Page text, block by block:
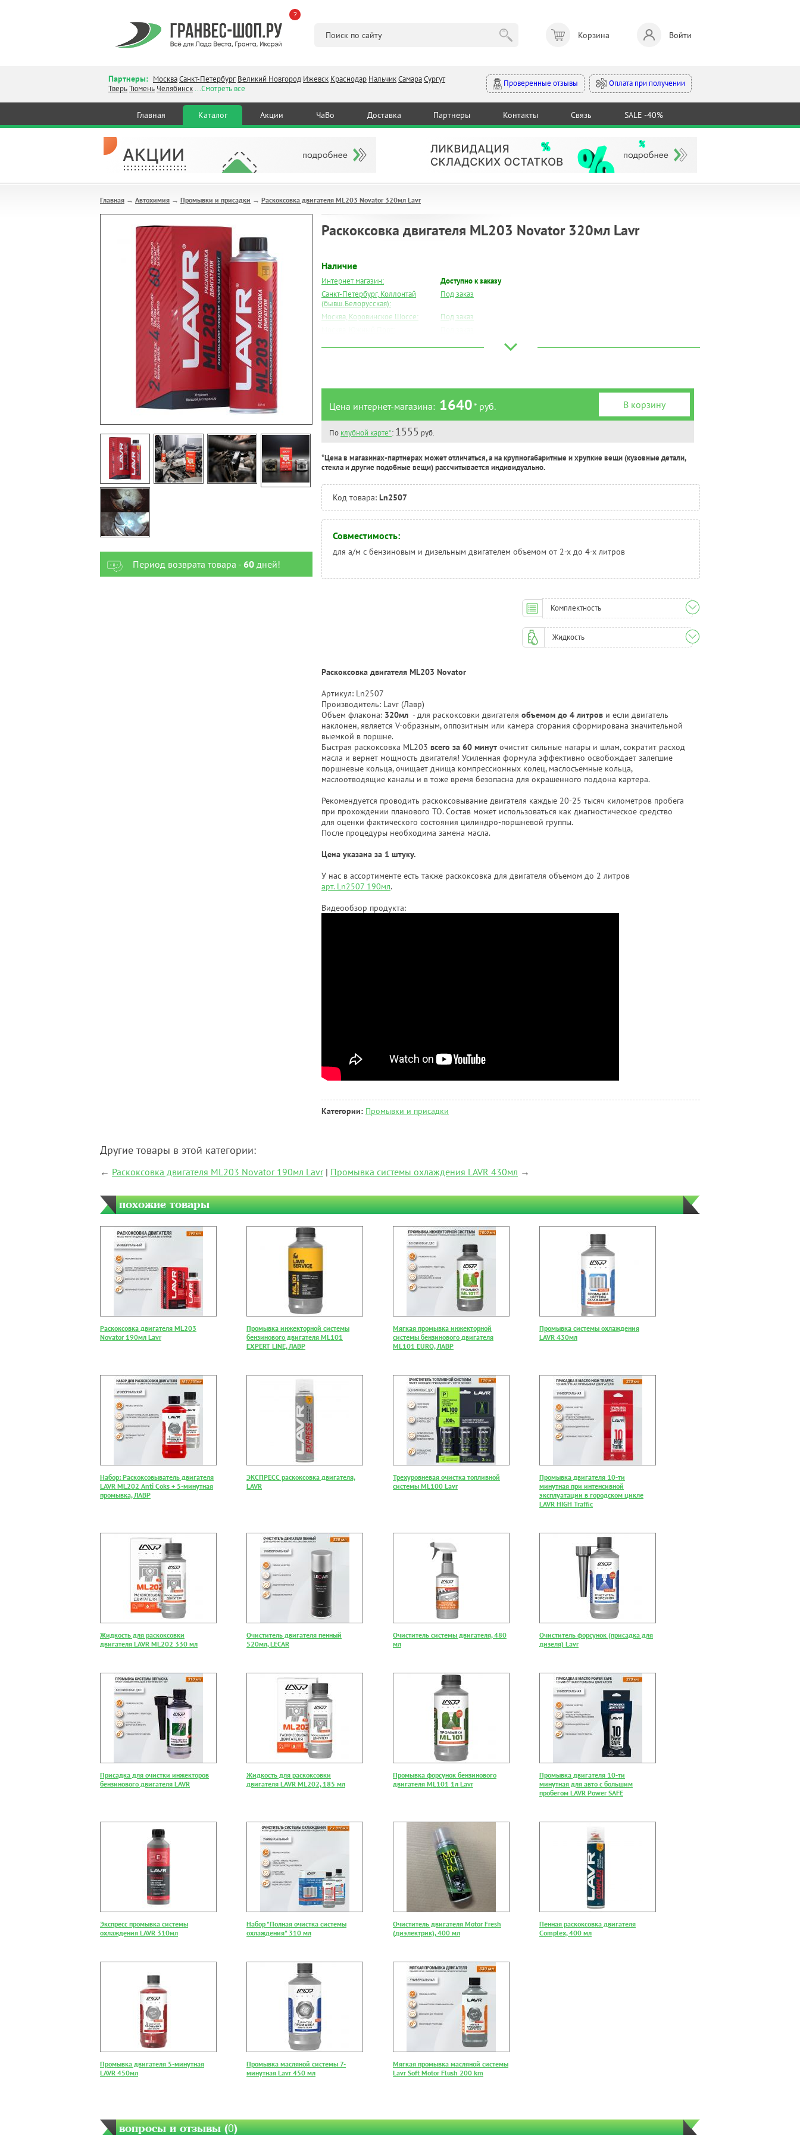
?
Корзина Войти
Партнеры: МоскваСанкт-Петербург Великий Новгород Ижевск Краснодар НальчикСамараСургут
ТверьТюмень Челябинск...Смотреть все
Проверенные отзывы Оплата при получении
Главная Каталог Акции ЧаВо Доставка Партнеры Контакты Связь SALE -40%
Главная → Автохимия → Промывки и присадки → Раскоксовка двигателя ML203 Novator 320мл Lavr
Период возврата товара - 60дней!
Раскоксовка двигателя ML203 Novator 320мл Lavr
Наличие
Интернет магазин:
Доступно к заказу
Санкт-Петербург, Коллонтай
(бывш.Белорусская):
Под заказ
Москва, Коровинское Шоссе:
Под заказ
Тюмень:
Под заказ
Челябинск:
Под заказ
Цена интернет-магазина: 1640* руб. В корзину
По клубной карте*: 1555 руб.
*Цена в магазинах-партнерах может отличаться, а на крупногабаритные и хрупкие вещи (кузовные детали,
стекла и другие подобные вещи) рассчитывается индивидуально.
Код товара: Ln2507
Совместимость:
для а/м с бензиновым и дизельным двигателем объемом от 2-х до 4-х литров
Комплектность
Жидкость
Раскоксовка двигателя ML203 Novator
Артикул: Ln2507
Производитель: Lavr (Лавр)
Объем флакона: 320мл - для раскоксовки двигателя объемом до 4 литров и если двигатель
наклонен, является V-образным, оппозитным или камера сгорания сформирована значительной
выемкой в поршне.
Быстрая раскоксовка ML203 всего за 60 минут очистит сильные нагары и шлам, сократит расход
масла и вернет мощность двигателя! Усиленная формула эффективно освобождает залегшие
поршневые кольца, очищает днища компрессионных колец, маслосъемные кольца,
маслоотводящие каналы и в тоже время безопасна для окрашенного поддона картера.
Рекомендуется проводить раскоксовывание двигателя каждые 20-25 тысяч километров пробега
при прохождении планового ТО. Состав может использоваться как диагностическое средство
для оценки фактического состояния цилиндро-поршневой группы.
После процедуры необходима замена масла.
Цена указана за 1 штуку.
У нас в ассортименте есть также раскоксовка для двигателя объемом до 2 литров
арт. Ln2507 190мл.
Видеообзор продукта:
Категории: Промывки и присадки
Другие товары в этой категории:
← Раскоксовка двигателя ML203 Novator 190мл Lavr| Промывка системы охлаждения LAVR 430мл →
похожие товары
Раскоксовка двигателя ML203
Novator 190мл Lavr
Промывка инжекторной системы
бензинового двигателя ML101
EXPERT LINE, ЛАВР
Мягкая промывка инжекторной
системы бензинового двигателя
ML101 EURO, ЛАВР
Промывка системы охлаждения
LAVR 430мл
Набор: Раскоксовыватель двигателя
LAVR ML202 Anti Coks + 5-минутная
промывка, ЛАВР
ЭКСПРЕСС раскоксовка двигателя,
LAVR
Трехуровневая очистка топливной
системы ML100 Lavr
Промывка двигателя 10-ти
минутная при интенсивной
эксплуатации в городском цикле
LAVR HIGH Traffic
Жидкость для раскоксовки
двигателя LAVR ML202 330 мл
Очиститель двигателя пенный
520мл, LECAR
Очиститель системы двигателя, 480
мл
Очиститель форсунок (присадка для
дизеля) Lavr
Присадка для очистки инжекторов
бензинового двигателя LAVR
Жидкость для раскоксовки
двигателя LAVR ML202, 185 мл
Промывка форсунок бензинового
двигателя ML101 1л Lavr
Промывка двигателя 10-ти
минутная для авто с большим
пробегом LAVR Power SAFE
Экспресс промывка системы
охлаждения LAVR 310мл
Набор "Полная очистка системы
охлаждения" 310 мл
Очиститель двигателя Motor Fresh
(диэлектрик), 400 мл
Пенная раскоксовка двигателя
Complex, 400 мл
Промывка двигателя 5-минутная
LAVR 450мл
Промывка масляной системы 7-
минутная Lavr 450 мл
Мягкая промывка масляной системы
Lavr Soft Motor Flush 200 km
вопросы и отзывы (0)